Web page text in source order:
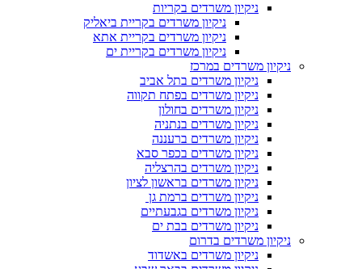
ניקיון משרדים בקריות
ניקיון משרדים בקריית ביאליק
ניקיון משרדים בקריית אתא
ניקיון משרדים בקריית ים
ניקיון משרדים במרכז
ניקיון משרדים בתל אביב
ניקיון משרדים בפתח תקווה
ניקיון משרדים בחולון
ניקיון משרדים בנתניה
ניקיון משרדים ברעננה
ניקיון משרדים בכפר סבא
ניקיון משרדים בהרצליה
ניקיון משרדים בראשון לציון
ניקיון משרדים ברמת גן
ניקיון משרדים בגבעתיים
ניקיון משרדים בבת ים
ניקיון משרדים בדרום
ניקיון משרדים באשדוד